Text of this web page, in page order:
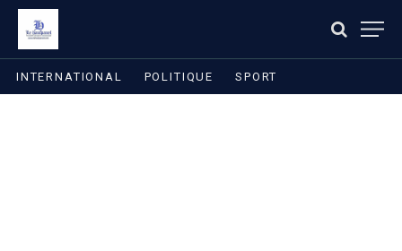
INTERNATIONAL POLITIQUE SPORT